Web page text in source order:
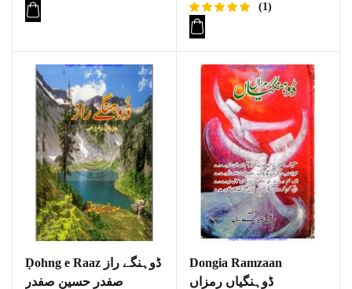
Rated
5.00
of 5
1
customer
rating
(1)
Ḍohng e Raaz ڈوہنگے راز
صفدر حسین صفدر
Dongia Ramzaan
ڈوہنگیاں رمزاں